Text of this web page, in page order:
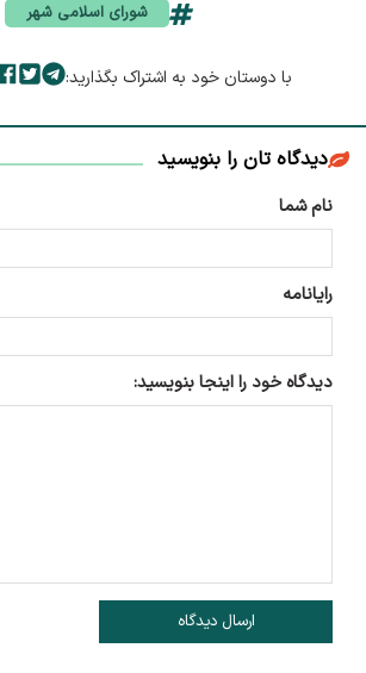
شورای اسلامی شهر
با دوستان خود به اشتراک بگذارید:
دیدگاه تان را بنویسید
نام شما
رایانامه
دیدگاه خود را اینجا بنویسید:
ارسال دیدگاه